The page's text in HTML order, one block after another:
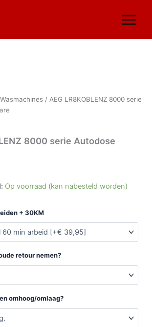
Wasmachines / AEG LR8KOBLENZ 8000 serie
8000 serie Autodose
Op voorraad (kan nabesteld worden)
+ 30KM
retour nemen?
omhoog/omlaag?